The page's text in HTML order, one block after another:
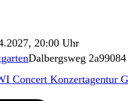
20:00 Uhr
Dalbergsweg 2a99084
Concert Konzertagentur